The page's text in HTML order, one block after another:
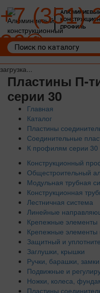
загрузка...
ПРОФИЛЬ
+7 (351)
36
Пластины П-
серии 30
Главная
Каталог
Пластины
Соединительные
К профилям серии 30
Конструкционный
Общестроительный
Модульная трубная
Конструкционная
Лестничная система
Линейные
Крепежные элементы
Крепежные элементы
Защитный и
Заглушки, крышки
Ручки, барашки,
Подвижные и
Ножки, колеса,
Пластины